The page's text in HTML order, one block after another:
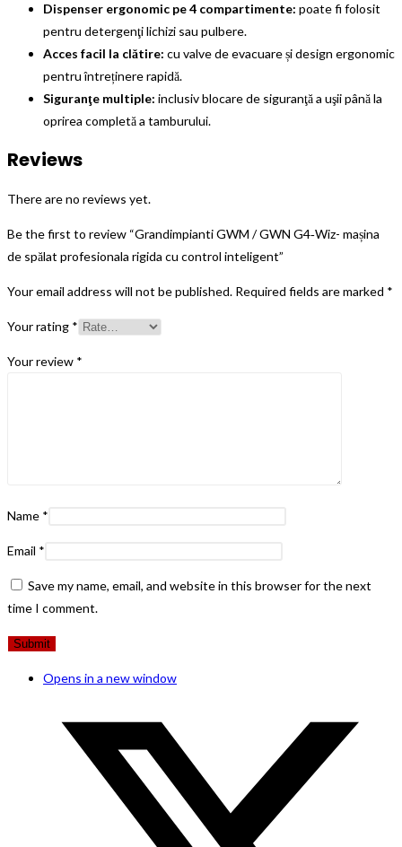
Dispenser ergonomic pe 4 compartimente: poate fi folosit
pentru detergenţi lichizi sau pulbere.
Acces facil la clătire: cu valve de evacuare și design ergonomic
pentru întreținere rapidă.
Siguranţe multiple: inclusiv blocare de siguranţă a uşii până la
oprirea completă a tamburului.
Reviews
There are no reviews yet.
Be the first to review “Grandimpianti GWM / GWN G4‑Wiz- mașina
de spălat profesionala rigida cu control inteligent”
Your email address will not be published. Required fields are marked *
Your rating *
Your review *
Name *
Email *
Save my name, email, and website in this browser for the next
time I comment.
Opens in a new window